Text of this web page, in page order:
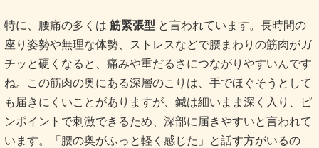
特に、腰痛の多くは 筋緊張型 と言われています。長時間の
座り姿勢や無理な体勢、ストレスなどで腰まわりの筋肉がガ
チッと硬くなると、痛みや重だるさにつながりやすいんです
ね。この筋肉の奥にある深層のこりは、手でほぐそうとして
も届きにくいことがありますが、鍼は細いまま深く入り、ピ
ンポイントで刺激できるため、深部に届きやすいと言われて
います。「腰の奥がふっと軽く感じた」と話す方がいるの